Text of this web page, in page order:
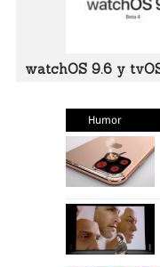
watchOS 9.6 y
Humor